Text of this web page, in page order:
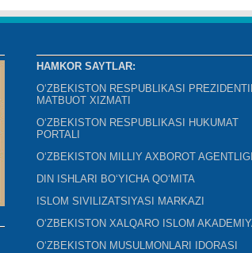
HAMKOR SAYTLAR:
O‘ZBEKISTON RESPUBLIKASI
MATBUOT XIZMATI
O‘ZBEKISTON RESPUBLIKASI HUKUMAT
PORTALI
O‘ZBEKISTON MILLIY AXBOROT AGENTLIGI
DIN ISHLARI BO‘YICHA QO‘MITA
ISLOM SIVILIZATSIYASI MARKAZI
O‘ZBEKISTON XALQARO ISLOM
O‘ZBEKISTON MUSULMONLARI IDORASI